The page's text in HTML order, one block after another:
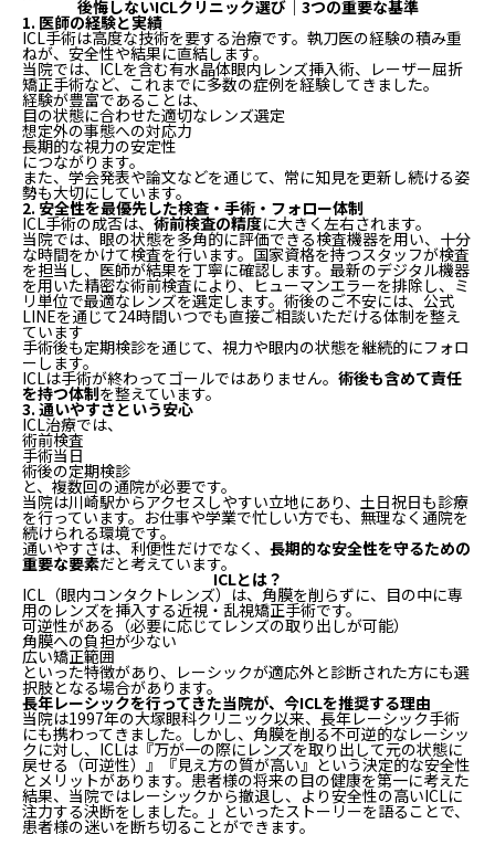
後悔しないICLクリニック選び｜3つの重要な基準
1. 医師の経験と実績
ICL手術は高度な技術を要する治療です。執刀医の経験の積み重
ねが、安全性や結果に直結します。
当院では、ICLを含む有水晶体眼内レンズ挿入術、レーザー屈折
矯正手術など、これまでに多数の症例を経験してきました。
経験が豊富であることは、
目の状態に合わせた適切なレンズ選定
想定外の事態への対応力
長期的な視力の安定性
につながります。
また、学会発表や論文などを通じて、常に知見を更新し続ける姿
勢も大切にしています。
2. 安全性を最優先した検査・手術・フォロー体制
ICL手術の成否は、 術前検査の精度に大きく左右されます。
当院では、眼の状態を多角的に評価できる検査機器を用い、十分
な時間をかけて検査を行います。国家資格を持つスタッフが検査
を担当し、医師が結果を丁寧に確認します。最新のデジタル機器
を用いた精密な術前検査により、ヒューマンエラーを排除し、ミ
リ単位で最適なレンズを選定します。術後のご不安には、公式
LINEを通じて24時間いつでも直接ご相談いただける体制を整え
ています
手術後も定期検診を通じて、視力や眼内の状態を継続的にフォロ
ーします。
ICLは手術が終わってゴールではありません。 術後も含めて責任
を持つ体制を整えています。
3. 通いやすさという安心
ICL治療では、
術前検査
手術当日
術後の定期検診
と、複数回の通院が必要です。
当院は川崎駅からアクセスしやすい立地にあり、土日祝日も診療
を行っています。お仕事や学業で忙しい方でも、無理なく通院を
続けられる環境です。
通いやすさは、利便性だけでなく、 長期的な安全性を守るための
重要な要素だと考えています。
ICLとは？
ICL（眼内コンタクトレンズ）は、角膜を削らずに、目の中に専
用のレンズを挿入する近視・乱視矯正手術です。
可逆性がある（必要に応じてレンズの取り出しが可能）
角膜への負担が少ない
広い矯正範囲
といった特徴があり、レーシックが適応外と診断された方にも選
択肢となる場合があります。
長年レーシックを行ってきた当院が、今ICLを推奨する理由
当院は1997年の大塚眼科クリニック以来、長年レーシック手術
にも携わってきました。しかし、角膜を削る不可逆的なレーシッ
クに対し、ICLは『万が一の際にレンズを取り出して元の状態に
戻せる（可逆性）』『見え方の質が高い』という決定的な安全性
とメリットがあります。患者様の将来の目の健康を第一に考えた
結果、当院ではレーシックから撤退し、より安全性の高いICLに
注力する決断をしました。」といったストーリーを語ることで、
患者様の迷いを断ち切ることができます。